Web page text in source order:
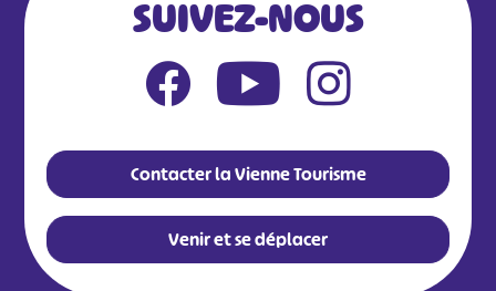
SUIVEZ-NOUS
Contacter la Vienne Tourisme
Venir et se déplacer